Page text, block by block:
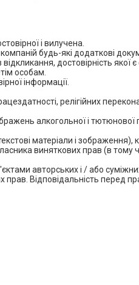
і вилучена.
будь-які додаткові
достовірність якої є
особам.
інформації.
релігійних
алкогольної і тютюнової
матеріали і зображення),
виняткових прав (в тому
авторських і / або
прав. Відповідальність перед